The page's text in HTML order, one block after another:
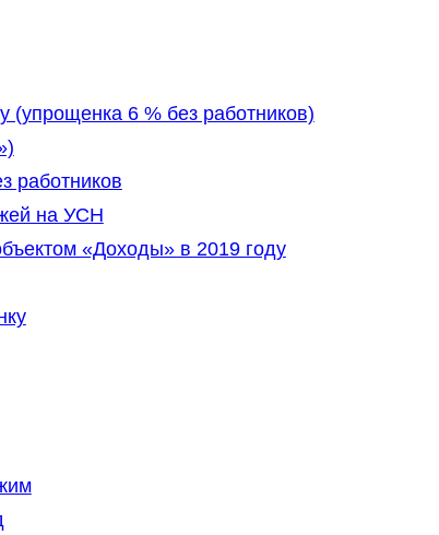
6 % без работников)
работников
на УСН
«Доходы» в 2019 году